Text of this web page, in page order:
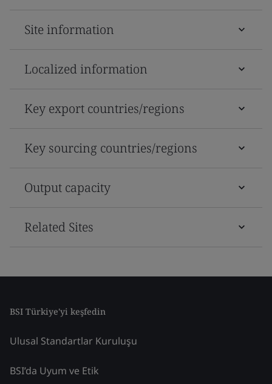
Site information
Localized information
Key export countries/regions
Key sourcing countries/regions
Output capacity
Related Sites
BSI Türkiye'yi keşfedin
Ulusal Standartlar Kuruluşu
BSI’da Uyum ve Etik